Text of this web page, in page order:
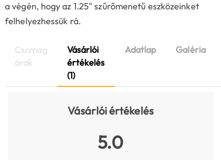
a végén, hogy az 1.25" szűrőmenetű eszközeinket
felhelyezhessük rá.
Csomag
árak
Vásárlói
értékelés
(1)
Adatlap Galéria
Vásárlói értékelés
5.0